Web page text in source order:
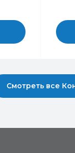
Смотреть все